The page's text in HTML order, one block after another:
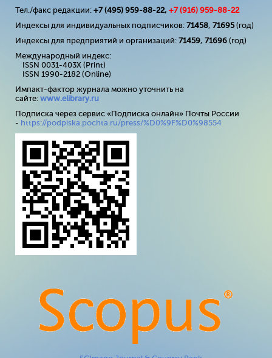
Тел./факс редакции: +7 (495) 959-88-22, +7 (916) 959-88-22
Индексы для индивидуальных подписчиков: 71458, 71695(год)
Индексы для предприятий и организаций: 71459, 71696 (год)
Международный индекс:
ISSN 0031-403X (Print)
ISSN 1990-2182 (Online)
Импакт-фактор журнала можно уточнить на
сайте: www.elibrary.ru
Подписка через сервис «Подписка онлайн» Почты России
- https://podpiska.pochta.ru/press/%D0%9F%D0%98554